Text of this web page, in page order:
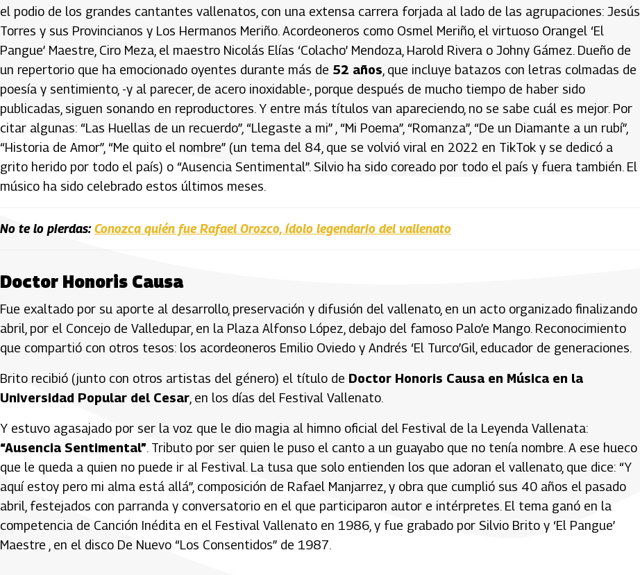
el podio de los grandes cantantes vallenatos, con una extensa carrera forjada al lado de las agrupaciones: Jesús
Torres y sus Provincianos y Los Hermanos Meriño. Acordeoneros como Osmel Meriño, el virtuoso Orangel ‘El
Pangue’ Maestre, Ciro Meza, el maestro Nicolás Elías ‘Colacho’ Mendoza, Harold Rivera o Johny Gámez. Dueño de
un repertorio que ha emocionado oyentes durante más de 52 años , que incluye batazos con letras colmadas de
poesía y sentimiento, -y al parecer, de acero inoxidable-, porque después de mucho tiempo de haber sido
publicadas, siguen sonando en reproductores. Y entre más títulos van apareciendo, no se sabe cuál es mejor. Por
citar algunas: “Las Huellas de un recuerdo”, “Llegaste a mi” , “Mi Poema”, “Romanza”, “De un Diamante a un rubí”,
“Historia de Amor”, “Me quito el nombre” (un tema del 84, que se volvió viral en 2022 en TikTok y se dedicó a
grito herido por todo el país) o “Ausencia Sentimental”. Silvio ha sido coreado por todo el país y fuera también. El
músico ha sido celebrado estos últimos meses.
No te lo pierdas: Conozca quién fue Rafael Orozco, ídolo legendario del vallenato
Doctor Honoris Causa
Fue exaltado por su aporte al desarrollo, preservación y difusión del vallenato, en un acto organizado finalizando
abril, por el Concejo de Valledupar, en la Plaza Alfonso López, debajo del famoso Palo’e Mango. Reconocimiento
que compartió con otros tesos: los acordeoneros Emilio Oviedo y Andrés ‘El Turco’Gil, educador de generaciones.
Brito recibió (junto con otros artistas del género) el título de Doctor Honoris Causa en Música en la
Universidad Popular del Cesar , en los días del Festival Vallenato.
Y estuvo agasajado por ser la voz que le dio magia al himno oficial del Festival de la Leyenda Vallenata:
“Ausencia Sentimental”. Tributo por ser quien le puso el canto a un guayabo que no tenía nombre. A ese hueco
que le queda a quien no puede ir al Festival. La tusa que solo entienden los que adoran el vallenato, que dice: “Y
aquí estoy pero mi alma está allá”, composición de Rafael Manjarrez, y obra que cumplió sus 40 años el pasado
abril, festejados con parranda y conversatorio en el que participaron autor e intérpretes. El tema ganó en la
competencia de Canción Inédita en el Festival Vallenato en 1986, y fue grabado por Silvio Brito y ‘El Pangue’
Maestre , en el disco De Nuevo “Los Consentidos” de 1987.